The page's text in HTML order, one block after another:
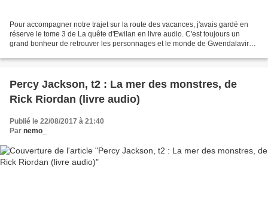
Pour accompagner notre trajet sur la route des vacances, j'avais gardé en
réserve le tome 3 de La quête d'Ewilan en livre audio. C'est toujours un
grand bonheur de retrouver les personnages et le monde de Gwendalavir
Percy Jackson, t2 : La mer des monstres, de
Rick Riordan (livre audio)
Publié le 22/08/2017 à 21:40
Par nemo_